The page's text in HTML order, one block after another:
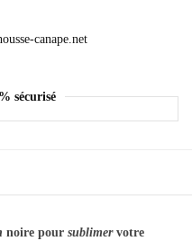
sécurisé
noire pour sublimervotre